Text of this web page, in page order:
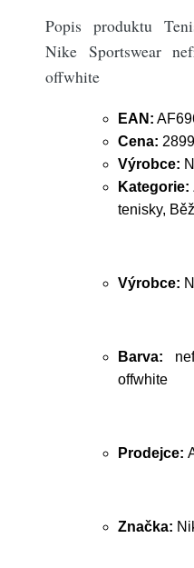
Popis produktu
Nike Sportswear
offwhite
EAN:
Cena:
Výrobce:
Kategorie:
tenisky,
Výrobce:
Barva:
offwhite
Prodejce:
Značka: